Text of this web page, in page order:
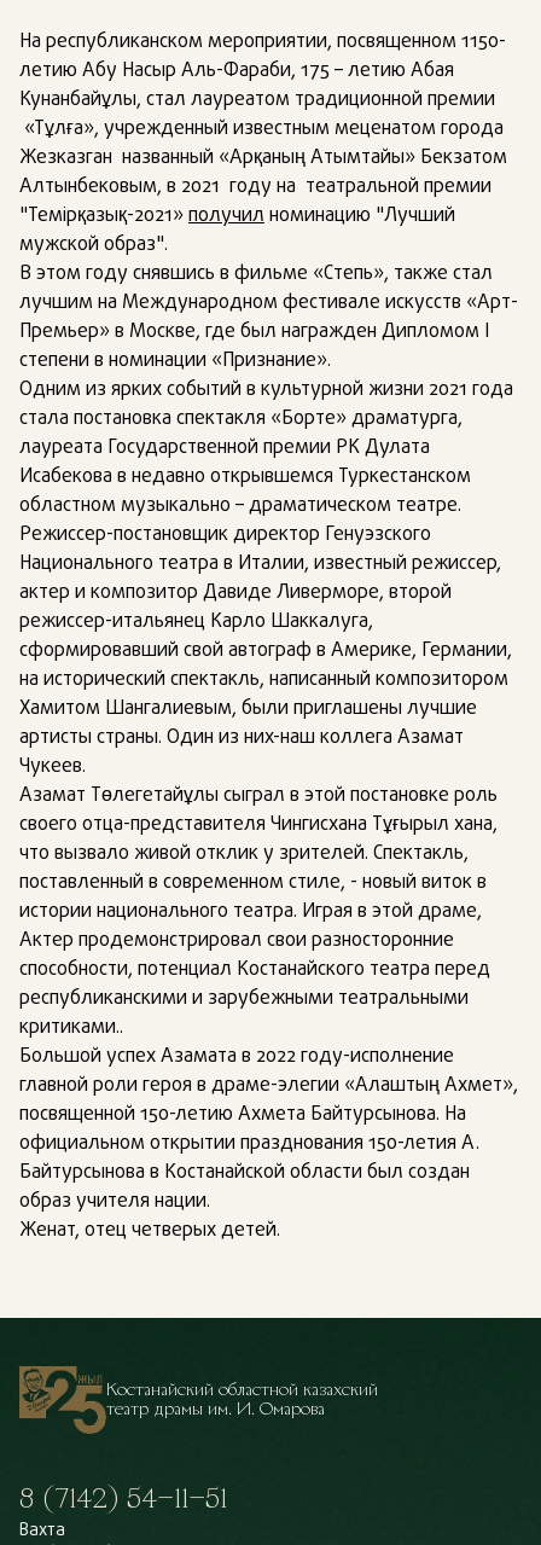
На республиканском мероприятии, посвященном 1150-
летию Абу Насыр Аль-Фараби, 175 – летию Абая
Кунанбайұлы, стал лауреатом традиционной премии
«Тұлға», учрежденный известным меценатом города
Жезказган названный «Арқаның Атымтайы» Бекзатом
Алтынбековым, в 2021 году на театральной премии
"Темірқазық-2021»получилноминацию "Лучший
мужской образ".
В этом году снявшись в фильме «Степь», также стал
лучшим на Международном фестивале искусств «Арт-
Премьер» в Москве, где был награжден Дипломом I
степени в номинации «Признание».
Одним из ярких событий в культурной жизни 2021 года
стала постановка спектакля «Борте» драматурга,
лауреата Государственной премии РК Дулата
Исабекова в недавно открывшемся Туркестанском
областном музыкально – драматическом театре.
Режиссер-постановщик директор Генуэзского
Национального театра в Италии, известный режиссер,
актер и композитор Давиде Ливерморе, второй
режиссер-итальянец Карло Шаккалуга,
сформировавший свой автограф в Америке, Германии,
на исторический спектакль, написанный композитором
Хамитом Шангалиевым, были приглашены лучшие
артисты страны. Один из них-наш коллега Азамат
Чукеев.
Азамат Төлегетайұлы сыграл в этой постановке роль
своего отца-представителя Чингисхана Тұғырыл хана,
что вызвало живой отклик у зрителей. Спектакль,
поставленный в современном стиле, - новый виток в
истории национального театра. Играя в этой драме,
Актер продемонстрировал свои разносторонние
способности, потенциал Костанайского театра перед
республиканскими и зарубежными театральными
критиками..
Большой успех Азамата в 2022 году-исполнение
главной роли героя в драме-элегии «Алаштың Ахмет»,
посвященной 150-летию Ахмета Байтурсынова. На
официальном открытии празднования 150-летия А.
Байтурсынова в Костанайской области был создан
образ учителя нации.
Женат, отец четверых детей.
Костанайский областной казахский
театр драмы им. И. Омарова
8 (7142) 54–11–51
Вахта